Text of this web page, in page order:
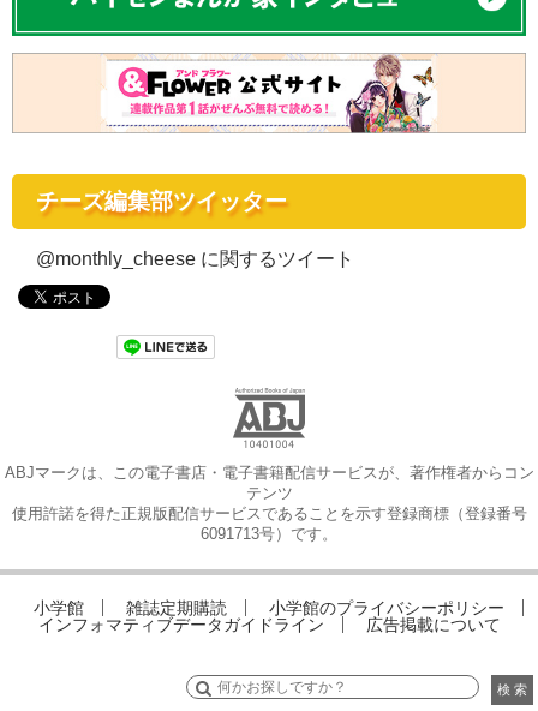
チーズ編集部ツイッター
@monthly_cheese に関するツイート
ABJマークは、この電子書店・電子書籍配信サービスが、著作権者からコン
テンツ
使用許諾を得た正規版配信サービスであることを示す登録商標（登録番号
6091713号）です。
小学館 雑誌定期購読
小学館のプライバシーポリシー
インフォマティブデータガイドライン
広告掲載について
検 索